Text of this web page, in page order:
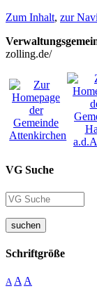
Zum Inhalt, zur
zolling.de/
VG Suche
suchen
Schriftgröße
A A A